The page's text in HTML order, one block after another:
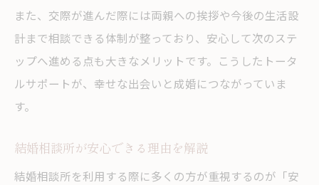
また、交際が進んだ際には両親への挨拶や今後の生活設
計まで相談できる体制が整っており、安心して次のステ
ップへ進める点も大きなメリットです。こうしたトータ
ルサポートが、幸せな出会いと成婚につながっていま
す。
結婚相談所が安心できる理由を解説
結婚相談所を利用する際に多くの方が重視するのが「安